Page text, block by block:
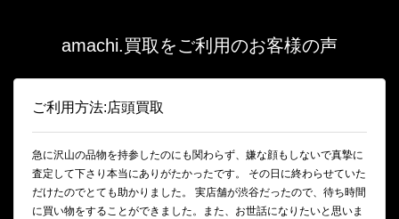
amachi.買取をご利用のお客様の声
ご利用方法:店頭買取
急に沢山の品物を持参したのにも関わらず、嫌な顔もしないで真摯に
査定して下さり本当にありがたかったです。 その日に終わらせていた
だけたのでとても助かりました。 実店舗が渋谷だったので、待ち時間
に買い物をすることができました。また、お世話になりたいと思いま